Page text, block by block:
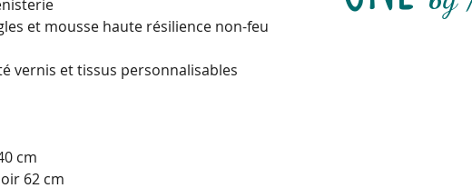
et mousse haute résilience non-feu
vernis et tissus personnalisables
cm
62 cm